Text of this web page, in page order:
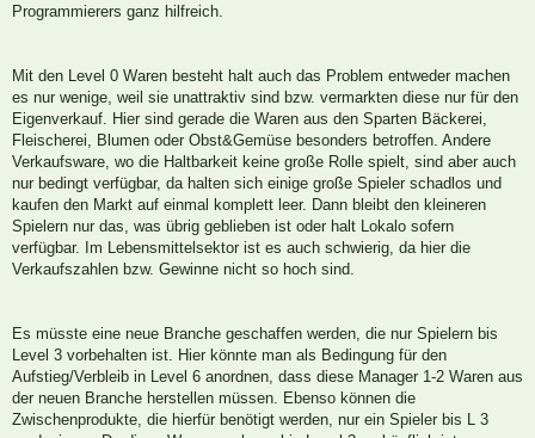
Programmierers ganz hilfreich.
Mit den Level 0 Waren besteht halt auch das Problem entweder machen
es nur wenige, weil sie unattraktiv sind bzw. vermarkten diese nur für den
Eigenverkauf. Hier sind gerade die Waren aus den Sparten Bäckerei,
Fleischerei, Blumen oder Obst&Gemüse besonders betroffen. Andere
Verkaufsware, wo die Haltbarkeit keine große Rolle spielt, sind aber auch
nur bedingt verfügbar, da halten sich einige große Spieler schadlos und
kaufen den Markt auf einmal komplett leer. Dann bleibt den kleineren
Spielern nur das, was übrig geblieben ist oder halt Lokalo sofern
verfügbar. Im Lebensmittelsektor ist es auch schwierig, da hier die
Verkaufszahlen bzw. Gewinne nicht so hoch sind.
Es müsste eine neue Branche geschaffen werden, die nur Spielern bis
Level 3 vorbehalten ist. Hier könnte man als Bedingung für den
Aufstieg/Verbleib in Level 6 anordnen, dass diese Manager 1-2 Waren aus
der neuen Branche herstellen müssen. Ebenso können die
Zwischenprodukte, die hierfür benötigt werden, nur ein Spieler bis L 3